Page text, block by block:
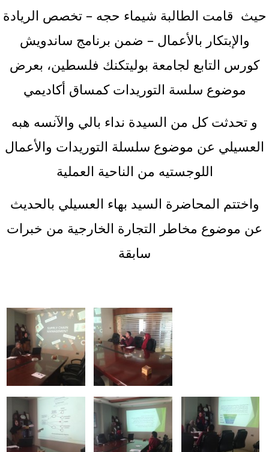
حيث قامت الطالبة شيماء حجه – تخصص الريادة
والإبتكار بالأعمال – ضمن برنامج ساندويش
كورس التابع لجامعة بوليتكنك فلسطين، بعرض
موضوع سلسة التوريدات كمساق أكاديمي
و تحدثت كل من السيدة نداء بالي والآنسه هبه
العسيلي عن موضوع سلسلة التوريدات والأعمال
اللوجستيه من الناحية العملية
واختتم المحاضرة السيد بهاء العسيلي بالحديث
عن موضوع مخاطر التجارة الخارجية من خبرات
سابقة